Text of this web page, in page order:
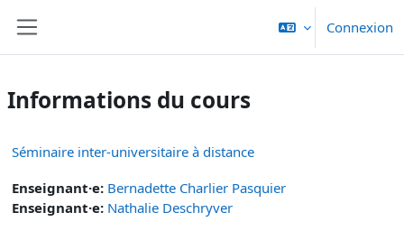
Connexion
Informations du cours
Séminaire inter-universitaire à distance
Enseignant·e: Bernadette Charlier Pasquier
Enseignant·e: Nathalie Deschryver